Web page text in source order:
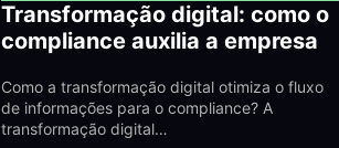
Transformação digital: como o
compliance auxilia a empresa
Como a transformação digital otimiza o fluxo
de informações para o compliance? A
transformação digital…